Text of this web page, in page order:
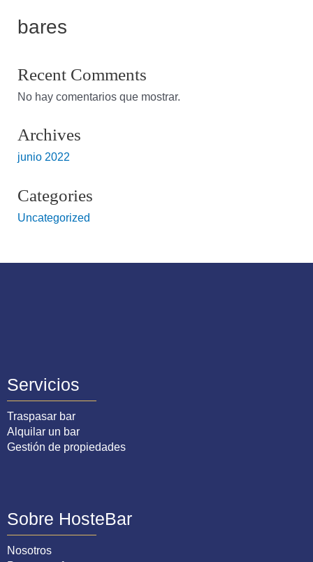
bares
Recent Comments
No hay comentarios que mostrar.
Archives
junio 2022
Categories
Uncategorized
Servicios
Traspasar bar
Alquilar un bar
Gestión de propiedades
Sobre HosteBar
Nosotros